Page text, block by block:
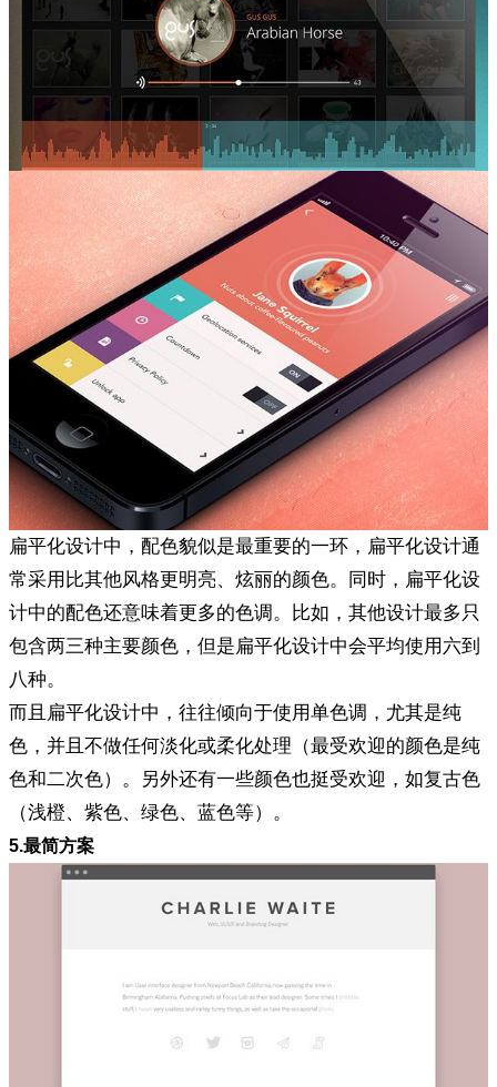
扁平化设计中，配色貌似是最重要的一环，扁平化设计通
常采用比其他风格更明亮、炫丽的颜色。同时，扁平化设
计中的配色还意味着更多的色调。比如，其他设计最多只
包含两三种主要颜色，但是扁平化设计中会平均使用六到
八种。
而且扁平化设计中，往往倾向于使用单色调，尤其是纯
色，并且不做任何淡化或柔化处理（最受欢迎的颜色是纯
色和二次色）。另外还有一些颜色也挺受欢迎，如复古色
（浅橙、紫色、绿色、蓝色等）。
5.最简方案